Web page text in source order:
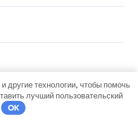
другие технологии, чтобы помочь
лучший пользовательский
OK